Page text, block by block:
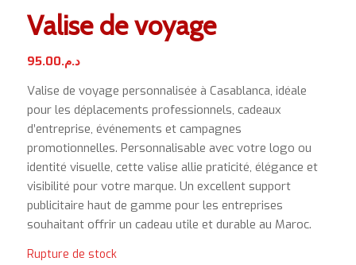
Valise de voyage
د.م.95.00
Valise de voyage personnalisée à Casablanca, idéale
pour les déplacements professionnels, cadeaux
d’entreprise, événements et campagnes
promotionnelles. Personnalisable avec votre logo ou
identité visuelle, cette valise allie praticité, élégance et
visibilité pour votre marque. Un excellent support
publicitaire haut de gamme pour les entreprises
souhaitant offrir un cadeau utile et durable au Maroc.
Rupture de stock